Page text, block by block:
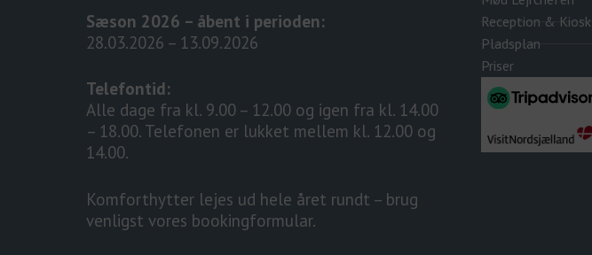
Sæson 2026 – åbent i perioden:
28.03.2026 – 13.09.2026
Telefontid:
Alle dage fra kl. 9.00 – 12.00 og igen fra kl. 14.00
– 18.00. Telefonen er lukket mellem kl. 12.00 og
14.00.
Komforthytter lejes ud hele året rundt – brug
venligst vores bookingformular.
Reception & Kiosk
Pladsplan
Priser